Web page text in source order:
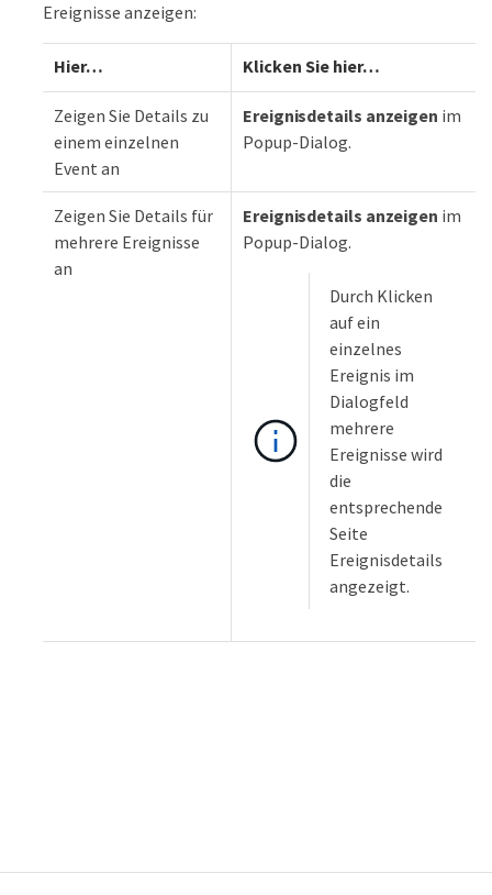
Ereignisse anzeigen:
Hier…​ Klicken Sie hier…​
Zeigen Sie Details zu
einem einzelnen
Event an
Ereignisdetails anzeigen im
Popup-Dialog.
Zeigen Sie Details für
mehrere Ereignisse
an
Ereignisdetails anzeigen im
Popup-Dialog.
Durch Klicken
auf ein
einzelnes
Ereignis im
Dialogfeld
mehrere
Ereignisse wird
die
entsprechende
Seite
Ereignisdetails
angezeigt.